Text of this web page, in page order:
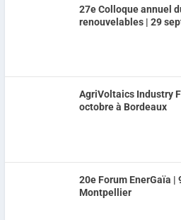
27e Colloque annuel
renouvelables | 29
AgriVoltaics Industry
octobre à Bordeaux
20e Forum EnerGaïa |
Montpellier